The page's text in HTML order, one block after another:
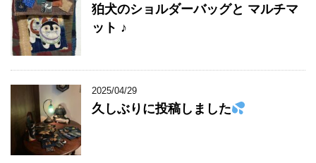
狛犬のショルダーバッグと マルチマ
ット ♪
2025/04/29
久しぶりに投稿しました